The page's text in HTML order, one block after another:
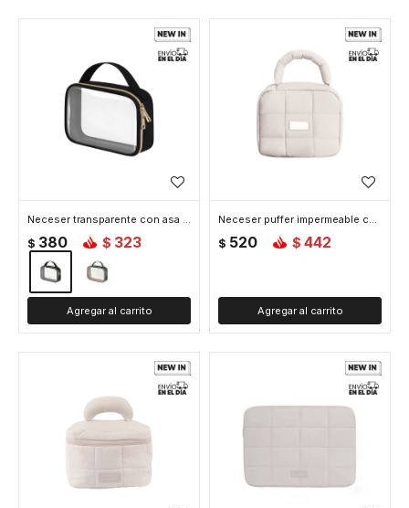
Neceser transparente con asa - 20x6x15cm - Negro
$ 380 $ 323
Neceser puffer impermeable con asa - Beige
$ 520 $ 442